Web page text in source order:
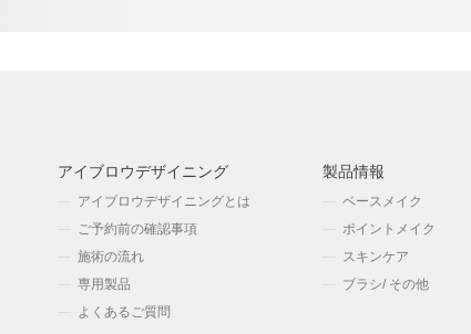
アイブロウデザイニング
アイブロウデザイニングとは
ご予約前の確認事項
施術の流れ
専用製品
よくあるご質問
製品情報
ベースメイク
ポイントメイク
スキンケア
ブラシ/ その他